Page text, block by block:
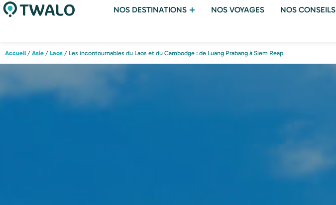
NOS DESTINATIONS NOS VOYAGES NOS CONSEILS
Accueil/ Asie / Laos / Les incontournables du Laos et du Cambodge : de Luang Prabang à Siem Reap